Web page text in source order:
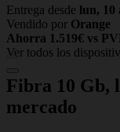
Entrega desde lun, 10
Vendido por Orange
Ahorra 1.519€ vs
Ver todos los
Fibra 10 Gb,
mercado